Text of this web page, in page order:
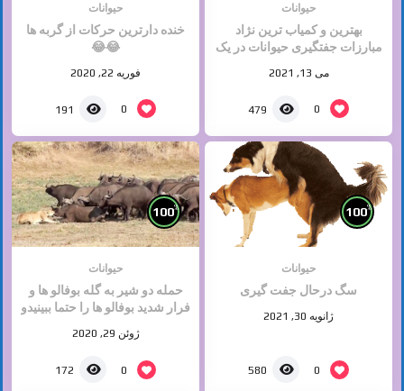
حیوانات
بهترین و کمیاب ترین نژاد
مبارزات جفتگیری حیوانات در یک
می 13, 2021
0
479
حیوانات
خنده دارترین حرکات از گربه ها
😂😂
فوریه 22, 2020
0
191
100%
حیوانات
سگ درحال جفت گیری
ژانویه 30, 2021
0
580
100%
حیوانات
حمله دو شیر به گله بوفالو ها و
فرار شدید بوفالو ها را حتما ببینیدو
ژوئن 29, 2020
0
172